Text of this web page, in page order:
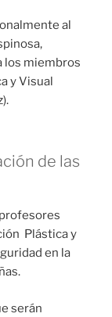
al
los miembros
y Visual
de las
Plástica y
en la
serán